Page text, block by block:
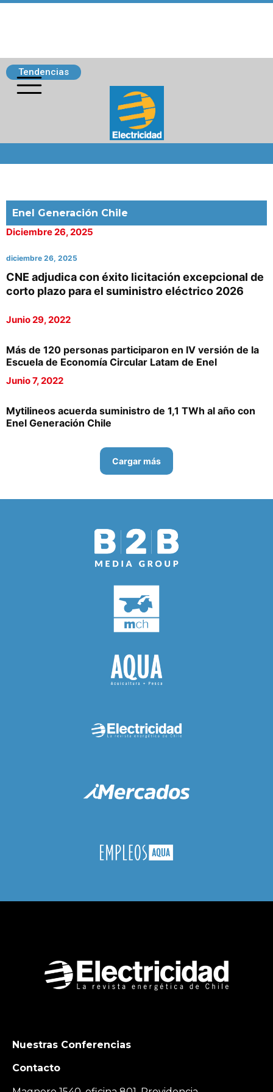
Tendencias
Enel Generación Chile
Diciembre 26, 2025
diciembre 26, 2025
CNE adjudica con éxito licitación excepcional de
corto plazo para el suministro eléctrico 2026
Junio 29, 2022
Más de 120 personas participaron en IV versión de la
Escuela de Economía Circular Latam de Enel
Junio 7, 2022
Mytilineos acuerda suministro de 1,1 TWh al año con
Enel Generación Chile
Cargar más
Nuestras Conferencias
Contacto